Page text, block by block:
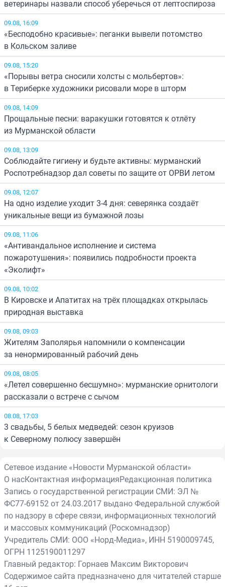
ветеринары назвали способ уберечься от лептоспироза
09.08, 16:09
«Бесподобно красивые»: пеганки вывели потомство
в Кольском заливе
09.08, 15:20
«Порывы ветра сносили холсты с мольбертов»:
в Териберке художники рисовали море в шторм
09.08, 14:09
Прощальные песни: варакушки готовятся к отлёту
из Мурманской области
09.08, 13:09
Соблюдайте гигиену и будьте активны: мурманский
Роспотребнадзор дал советы по защите от ОРВИ летом
09.08, 12:07
На одно изделие уходит 3-4 дня: северянка создаёт
уникальные вещи из бумажной лозы
09.08, 11:06
«Антивандальное исполнение и система
пожаротушения»: появились подробности проекта
«Эколифт»
09.08, 10:02
В Кировске и Апатитах на трёх площадках открылась
природная выставка
09.08, 09:03
Жителям Заполярья напомнили о компенсации
за ненормированный рабочий день
09.08, 08:05
«Летел совершенно бесшумно»: мурманские орнитологи
рассказали о встрече с сычом
08.08, 17:03
3 свадьбы, 5 белых медведей: сезон круизов
к Северному полюсу завершён
Сетевое издание «Новости Мурманской области»
О насКонтактная информацияРедакционная политика
Запись о государственной регистрации СМИ: ЭЛ №
ФС77-69152 от 24.03.2017 выдано Федеральной службой
по надзору в сфере связи, информационных технологий
и массовых коммуникаций (Роскомнадзор)
Учредитель СМИ: ООО «Норд-Медиа», ИНН 5190009745,
ОГРН 1125190011297
Главный редактор: Горнаев Максим Викторович
Содержимое сайта предназначено для читателей старше